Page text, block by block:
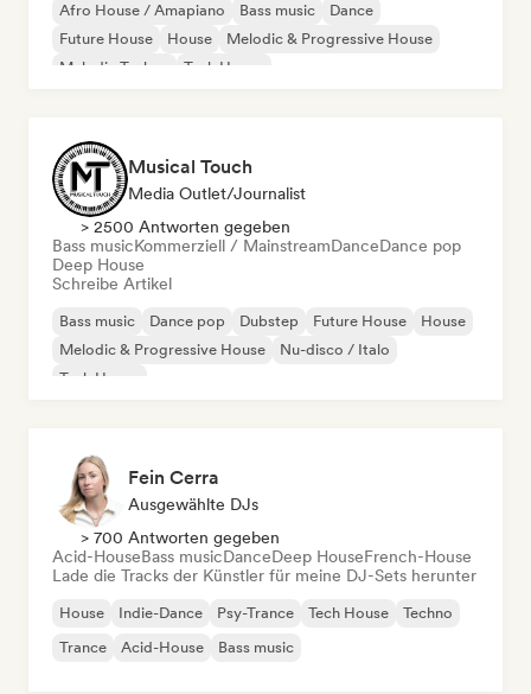
Afro House / Amapiano Bass music
Dance
Future House
House
Melodic & Progressive House
Melodic Techno
Tech House
Musical Touch
Media Outlet/Journalist
> 2500 Antworten gegeben
Bass musicKommerziell / MainstreamDanceDance pop
Deep House
Schreibe Artikel
Bass music Dance pop Dubstep Future House
House
Melodic & Progressive House
Nu-disco / Italo
Tech House
Fein Cerra
Ausgewählte DJs
> 700 Antworten gegeben
Acid-HouseBass musicDanceDeep HouseFrench-House
Lade die Tracks der Künstler für meine DJ-Sets herunter
House Indie-Dance Psy-Trance Tech House
Techno
Trance
Acid-House Bass music